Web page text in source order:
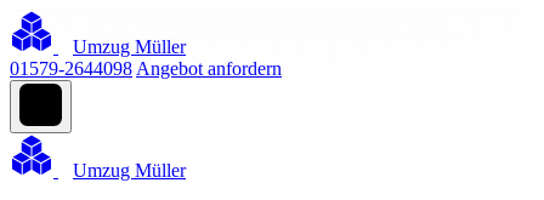
Umzug Müller
01579-2644098 Angebot anfordern
Umzug Müller